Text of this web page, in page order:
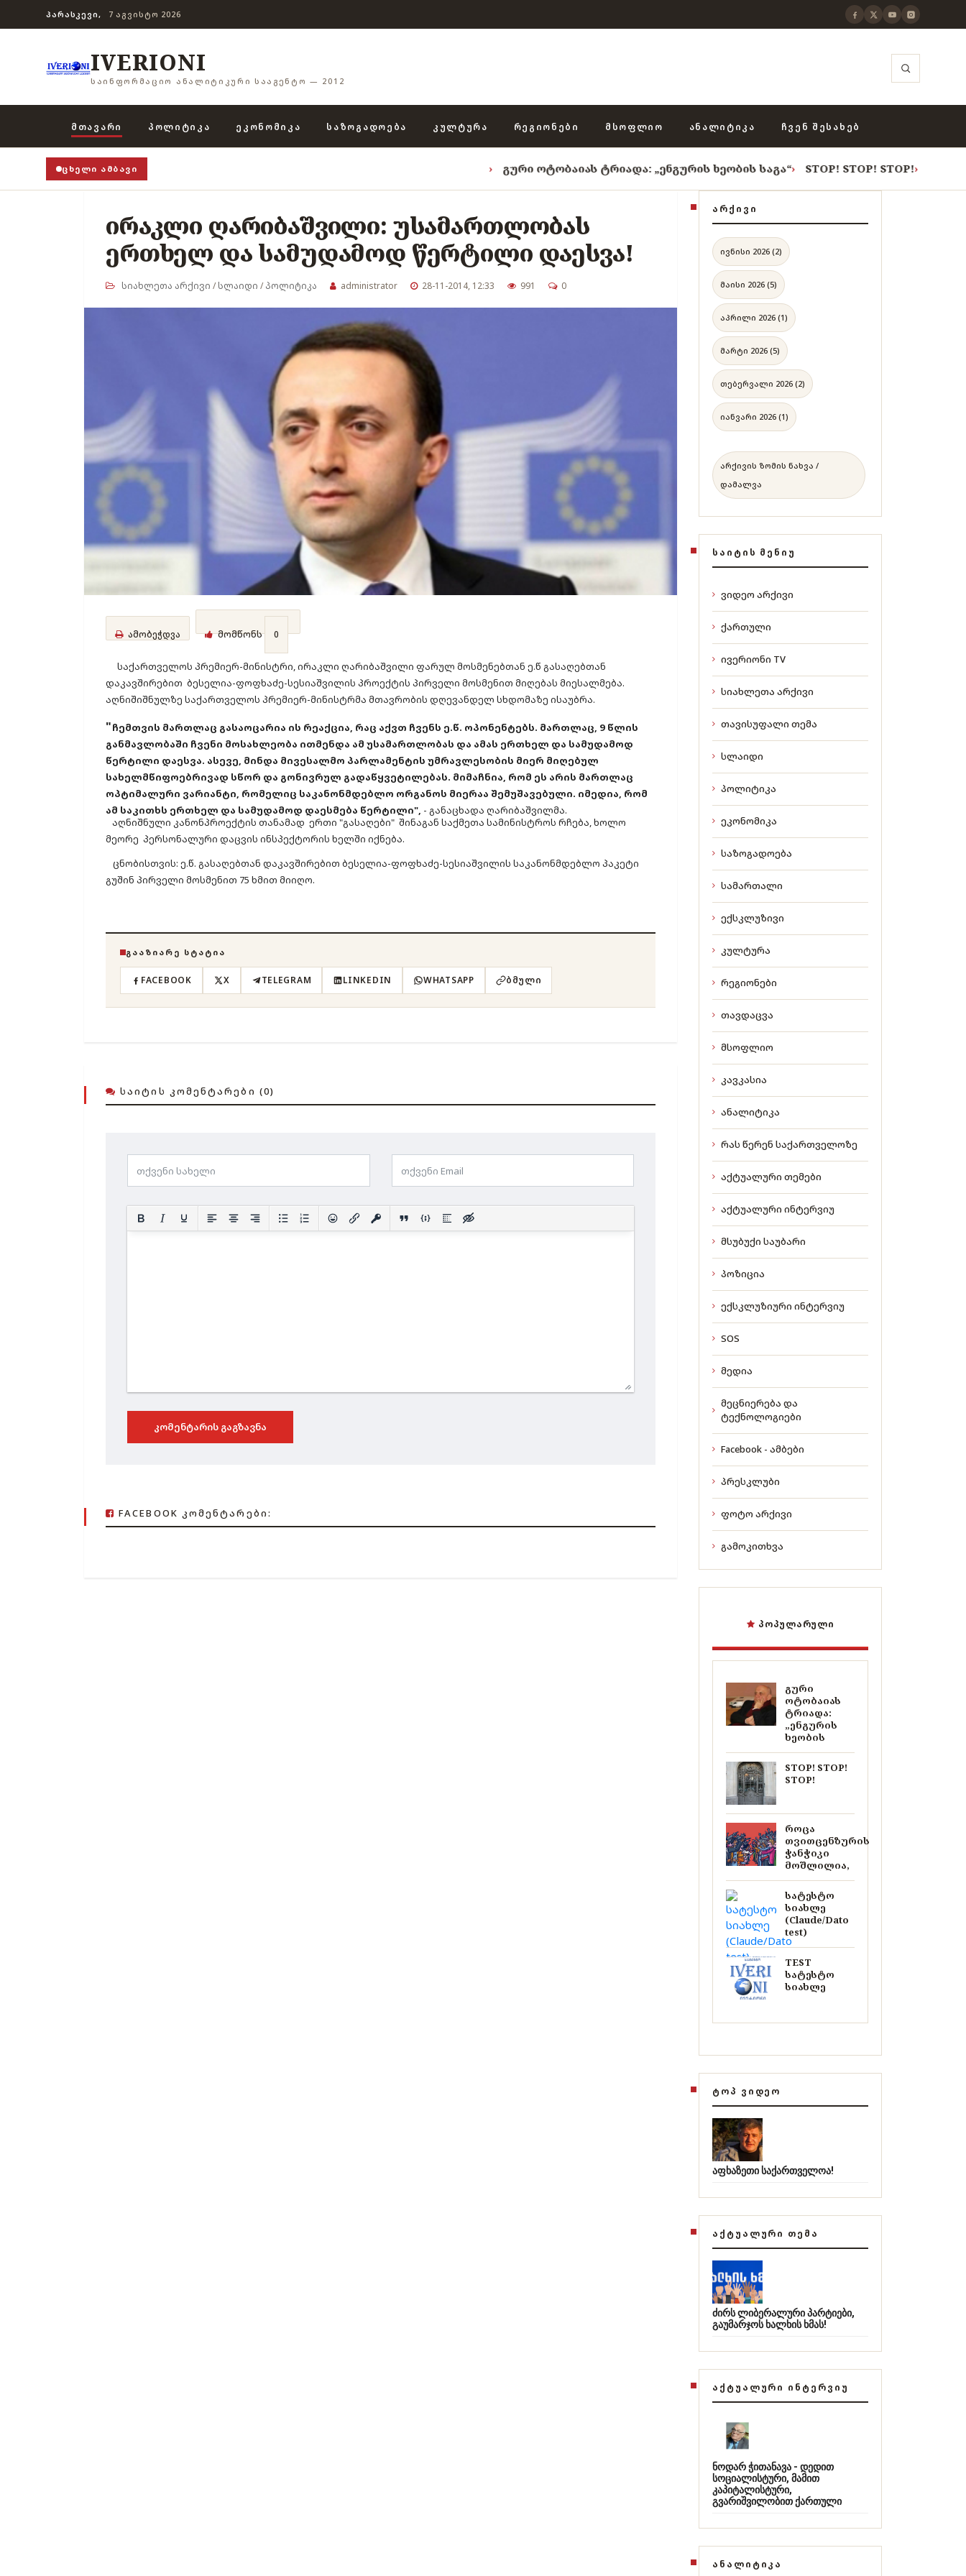
ᲞᲐᲠᲐᲡᲙᲔᲕᲘ, 7 ᲐᲒᲕᲘᲡᲢᲝ 2026
IVERIONI
ᲡᲐᲘᲜᲤᲝᲠᲛᲐᲪᲘᲝ ᲐᲜᲐᲚᲘᲢᲘᲙᲣᲠᲘ ᲡᲐᲐᲒᲔᲜᲢᲝ — 2012
ᲛᲗᲐᲕᲐᲠᲘ ᲞᲝᲚᲘᲢᲘᲙᲐ ᲔᲙᲝᲜᲝᲛᲘᲙᲐ ᲡᲐᲖᲝᲒᲐᲓᲝᲔᲑᲐ ᲙᲣᲚᲢᲣᲠᲐ ᲠᲔᲒᲘᲝᲜᲔᲑᲘ ᲛᲡᲝᲤᲚᲘᲝ ᲐᲜᲐᲚᲘᲢᲘᲙᲐ ᲩᲕᲔᲜ ᲨᲔᲡᲐᲮᲔᲑ
ᲪᲮᲔᲚᲘ ᲐᲛᲑᲐᲕᲘ გური ოტობაიას ტრიადა: „ენგურის ხეობის საგა“› STOP! STOP! STOP!› როცა
ირაკლი ღარიბაშვილი: უსამართლობას
ერთხელ და სამუდამოდ წერტილი დაესვა!
სიახლეთა არქივი /სლაიდი /პოლიტიკა administrator 28-11-2014, 12:33 991 0
ამობეჭდვა მომწონს 0
საქართველოს პრემიერ-მინისტრი, ირაკლი ღარიბაშვილი ფარულ მოსმენებთან ე.წ გასაღებთან
დაკავშირებით ბესელია-ფოფხაძე-სესიაშვილის პროექტის პირველი მოსმენით მიღებას მიესალმება.
აღნიშიშნულზე საქართველოს პრემიერ-მინისტრმა მთავრობის დღევანდელ სხდომაზე ისაუბრა.
"ჩემთვის მართლაც გასაოცარია ის რეაქცია, რაც აქვთ ჩვენს ე.წ. ოპონენტებს. მართლაც, 9 წლის
განმავლობაში ჩვენი მოსახლეობა ითმენდა ამ უსამართლობას და ამას ერთხელ და სამუდამოდ
წერტილი დაესვა. ასევე, მინდა მივესალმო პარლამენტის უმრავლესობის მიერ მიღებულ
სახელმწიფოებრივად სწორ და გონივრულ გადაწყვეტილებას. მიმაჩნია, რომ ეს არის მართლაც
ოპტიმალური ვარიანტი, რომელიც საკანონმდებლო ორგანოს მიერაა შემუშავებული. იმედია, რომ
ამ საკითხს ერთხელ და სამუდამოდ დაესმება წერტილი", - განაცხადა ღარიბაშვილმა.
აღნიშნული კანონპროექტის თანამად ერთი "გასაღები" შინაგან საქმეთა სამინისტროს რჩება, ხოლო
მეორე პერსონალური დაცვის ინსპექტორის ხელში იქნება.
ცნობისთვის: ე.წ. გასაღებთან დაკავშირებით ბესელია-ფოფხაძე-სესიაშვილის საკანონმდებლო პაკეტი
გუშინ პირველი მოსმენით 75 ხმით მიიღო.
ᲒᲐᲐᲖᲘᲐᲠᲔ ᲡᲢᲐᲢᲘᲐ
FACEBOOK X TELEGRAM LINKEDIN WHATSAPP ᲑᲛᲣᲚᲘ
ᲡᲐᲘᲢᲘᲡ ᲙᲝᲛᲔᲜᲢᲐᲠᲔᲑᲘ (0)
ᲙᲝᲛᲔᲜᲢᲐᲠᲘᲡ ᲒᲐᲒᲖᲐᲕᲜᲐ
FACEBOOK ᲙᲝᲛᲔᲜᲢᲐᲠᲔᲑᲘ:
ᲐᲠᲥᲘᲕᲘ
ივნისი 2026 (2)
მაისი 2026 (5)
აპრილი 2026 (1)
მარტი 2026 (5)
თებერვალი 2026 (2)
იანვარი 2026 (1)
არქივის ზომის ნახვა /
დამალვა
ᲡᲐᲘᲢᲘᲡ ᲛᲔᲜᲘᲣ
ვიდეო არქივი
ქართული
ივერიონი TV
სიახლეთა არქივი
თავისუფალი თემა
სლაიდი
პოლიტიკა
ეკონომიკა
საზოგადოება
სამართალი
ექსკლუზივი
კულტურა
რეგიონები
თავდაცვა
მსოფლიო
კავკასია
ანალიტიკა
რას წერენ საქართველოზე
აქტუალური თემები
აქტუალური ინტერვიუ
მსუბუქი საუბარი
პოზიცია
ექსკლუზიური ინტერვიუ
SOS
მედია
მეცნიერება და
ტექნოლოგიები
Facebook - ამბები
პრესკლუბი
ფოტო არქივი
გამოკითხვა
ᲞᲝᲞᲣᲚᲐᲠᲣᲚᲘ
გური
ოტობაიას
ტრიადა:
„ენგურის
ხეობის
STOP! STOP!
STOP!
როცა
თვითცენზურის
ჭანჭიკი
მოშლილია,
სატესტო
სიახლე
(Claude/Dato
test)
TEST
სატესტო
სიახლე
ᲢᲝᲞ ᲕᲘᲓᲔᲝ
აფხაზეთი საქართველოა!
ᲐᲥᲢᲣᲐᲚᲣᲠᲘ ᲗᲔᲛᲐ
ძირს ლიბერალური პარტიები,
გაუმარჯოს ხალხის ხმას!
ᲐᲥᲢᲣᲐᲚᲣᲠᲘ ᲘᲜᲢᲔᲠᲕᲘᲣ
ნოდარ ჭითანავა - დედით
სოციალისტური, მამით
კაპიტალისტური,
გვარიშვილობით ქართული
ᲐᲜᲐᲚᲘᲢᲘᲙᲐ